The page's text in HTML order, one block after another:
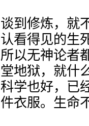
谈到修炼，就
认看得见的生
所以无神论者
堂地狱，就什
科学也好，已
件衣服。生命